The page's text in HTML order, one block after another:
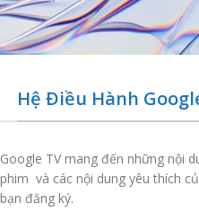
Hệ Điều Hành
Google TV mang đến những nội
phim và các nội dung yêu thích
bạn đăng ký.